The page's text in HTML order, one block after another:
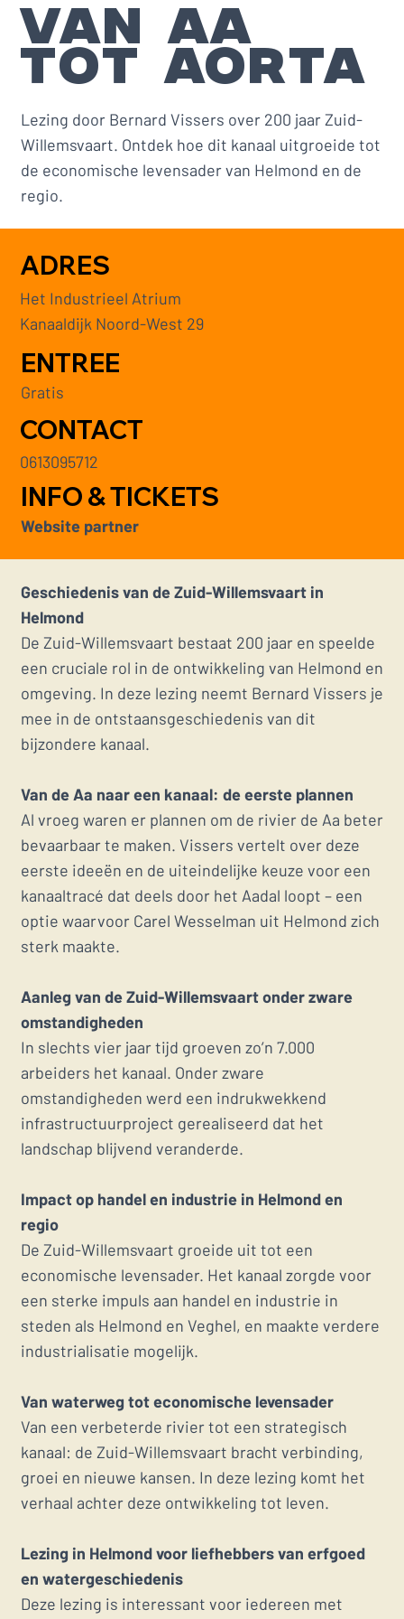
VAN AA
TOT AORTA
Lezing door Bernard Vissers over 200 jaar Zuid-
Willemsvaart. Ontdek hoe dit kanaal uitgroeide tot
de economische levensader van Helmond en de
regio.
ADRES
Het Industrieel Atrium
Kanaaldijk Noord-West 29
ENTREE
Gratis
CONTACT
0613095712
INFO & TICKETS
Website partner
Geschiedenis van de Zuid-Willemsvaart in
Helmond
De Zuid-Willemsvaart bestaat 200 jaar en speelde
een cruciale rol in de ontwikkeling van Helmond en
omgeving. In deze lezing neemt Bernard Vissers je
mee in de ontstaansgeschiedenis van dit
bijzondere kanaal.
Van de Aa naar een kanaal: de eerste plannen
Al vroeg waren er plannen om de rivier de Aa beter
bevaarbaar te maken. Vissers vertelt over deze
eerste ideeën en de uiteindelijke keuze voor een
kanaaltracé dat deels door het Aadal loopt – een
optie waarvoor Carel Wesselman uit Helmond zich
sterk maakte.
Aanleg van de Zuid-Willemsvaart onder zware
omstandigheden
In slechts vier jaar tijd groeven zo’n 7.000
arbeiders het kanaal. Onder zware
omstandigheden werd een indrukwekkend
infrastructuurproject gerealiseerd dat het
landschap blijvend veranderde.
Impact op handel en industrie in Helmond en
regio
De Zuid-Willemsvaart groeide uit tot een
economische levensader. Het kanaal zorgde voor
een sterke impuls aan handel en industrie in
steden als Helmond en Veghel, en maakte verdere
industrialisatie mogelijk.
Van waterweg tot economische levensader
Van een verbeterde rivier tot een strategisch
kanaal: de Zuid-Willemsvaart bracht verbinding,
groei en nieuwe kansen. In deze lezing komt het
verhaal achter deze ontwikkeling tot leven.
Lezing in Helmond voor liefhebbers van erfgoed
en watergeschiedenis
Deze lezing is interessant voor iedereen met